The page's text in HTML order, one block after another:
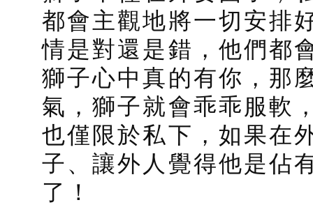
都會主觀地將一切安排
情是對還是錯，他們都
獅子心中真的有你，那
氣，獅子就會乖乖服軟
也僅限於私下，如果在
子、讓外人覺得他是佔
了！